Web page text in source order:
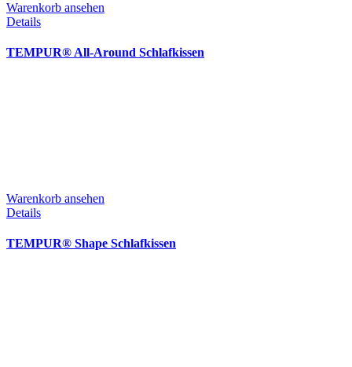
Warenkorb ansehen
Details
TEMPUR® All-Around Schlafkissen
Warenkorb ansehen
Details
TEMPUR® Shape Schlafkissen